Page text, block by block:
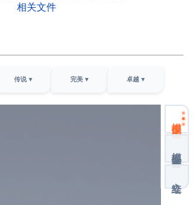
相关文件
传说 ▾ 完美 ▾ 卓越 ▾